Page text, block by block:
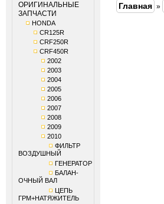
ОРИГИНАЛЬНЫЕ
ЗАПЧАСТИ
HONDA
CR125R
CRF250R
CRF450R
2002
2003
2004
2005
2006
2007
2008
2009
2010
ФИЛЬТР
ВОЗДУШНЫЙ
ГЕНЕРАТОР
БАЛАН-
ОЧНЫЙ ВАЛ
ЦЕПЬ
ГРМ+НАТЯЖИТЕЛЬ
Главная »